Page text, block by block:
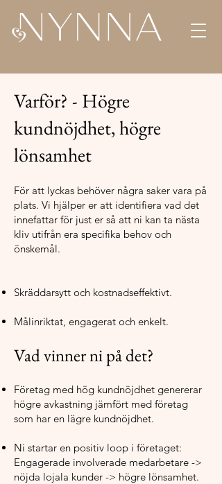
Varför? - Högre
kundnöjdhet, högre
lönsamhet
För att lyckas behöver några saker vara på
plats. Vi hjälper er att identifiera vad det
innefattar för just er så att ni kan ta nästa
kliv utifrån era specifika behov och
önskemål.
Skräddarsytt och kostnadseffektivt.
Målinriktat, engagerat och enkelt.
Vad vinner ni på det?
Företag med hög kundnöjdhet genererar
högre avkastning jämfört med företag
som har en lägre kundnöjdhet.
Ni startar en positiv loop i företaget:
Engagerade involverade medarbetare ->
nöjda lojala kunder -> högre lönsamhet.